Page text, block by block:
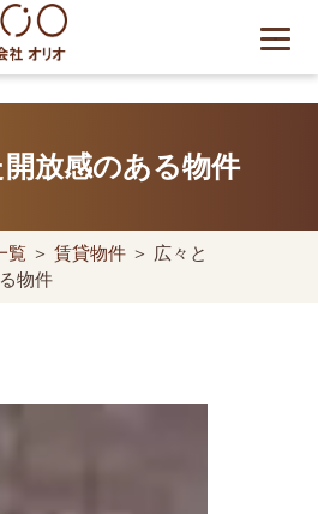
谷区の相続・空き家・借
・買取は株式会社Orio
放感のある物件
覧 ＞ 賃貸物件 ＞ 広々と
物件